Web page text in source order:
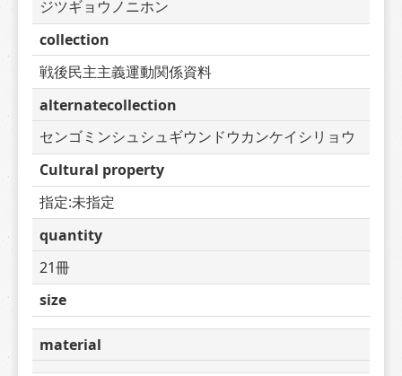
ジツギョウノニホン
collection
戦後民主主義運動関係資料
alternatecollection
センゴミンシュシュギウンドウカンケイシリョウ
Cultural property
指定:未指定
quantity
21冊
size
material